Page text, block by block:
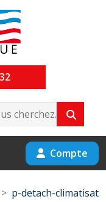
Compte
p-detach-climatisat